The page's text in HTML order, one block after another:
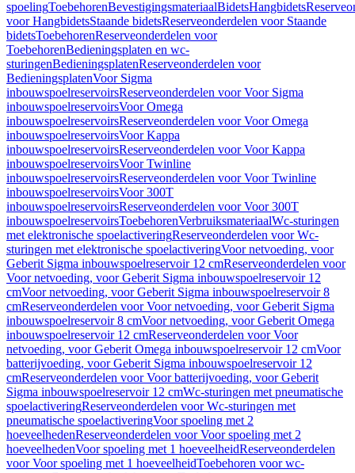
spoelingToebehorenBevestigingsmateriaalBidetsHangbidets
voor HangbidetsStaande bidetsReserveonderdelen voor Staande
bidetsToebehorenReserveonderdelen voor
ToebehorenBedieningsplaten en wc-
sturingenBedieningsplatenReserveonderdelen voor
BedieningsplatenVoor Sigma
inbouwspoelreservoirsReserveonderdelen voor Voor Sigma
inbouwspoelreservoirsVoor Omega
inbouwspoelreservoirsReserveonderdelen voor Voor Omega
inbouwspoelreservoirsVoor Kappa
inbouwspoelreservoirsReserveonderdelen voor Voor Kappa
inbouwspoelreservoirsVoor Twinline
inbouwspoelreservoirsReserveonderdelen voor Voor Twinline
inbouwspoelreservoirsVoor 300T
inbouwspoelreservoirsReserveonderdelen voor Voor 300T
inbouwspoelreservoirsToebehorenVerbruiksmateriaalWc-sturingen
met elektronische spoelactiveringReserveonderdelen voor Wc-
sturingen met elektronische spoelactiveringVoor netvoeding, voor
Geberit Sigma inbouwspoelreservoir 12 cmReserveonderdelen voor
Voor netvoeding, voor Geberit Sigma inbouwspoelreservoir 12
cmVoor netvoeding, voor Geberit Sigma inbouwspoelreservoir 8
cmReserveonderdelen voor Voor netvoeding, voor Geberit Sigma
inbouwspoelreservoir 8 cmVoor netvoeding, voor Geberit Omega
inbouwspoelreservoir 12 cmReserveonderdelen voor Voor
netvoeding, voor Geberit Omega inbouwspoelreservoir 12 cmVoor
batterijvoeding, voor Geberit Sigma inbouwspoelreservoir 12
cmReserveonderdelen voor Voor batterijvoeding, voor Geberit
Sigma inbouwspoelreservoir 12 cmWc-sturingen met pneumatische
spoelactiveringReserveonderdelen voor Wc-sturingen met
pneumatische spoelactiveringVoor spoeling met 2
hoeveelhedenReserveonderdelen voor Voor spoeling met 2
hoeveelhedenVoor spoeling met 1 hoeveelheidReserveonderdelen
voor Voor spoeling met 1 hoeveelheidToebehoren voor wc-